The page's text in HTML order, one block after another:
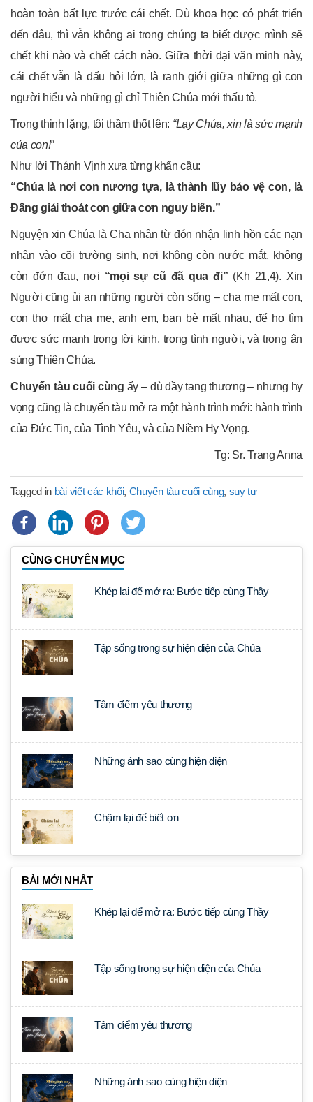
hoàn toàn bất lực trước cái chết. Dù khoa học có phát triển
đến đâu, thì vẫn không ai trong chúng ta biết được mình sẽ
chết khi nào và chết cách nào. Giữa thời đại văn minh này,
cái chết vẫn là dấu hỏi lớn, là ranh giới giữa những gì con
người hiểu và những gì chỉ Thiên Chúa mới thấu tỏ.
Trong thinh lặng, tôi thầm thốt lên: “Lạy Chúa, xin là sức mạnh
của con!”
Như lời Thánh Vịnh xưa từng khẩn cầu:
“Chúa là nơi con nương tựa, là thành lũy bảo vệ con, là
Đấng giải thoát con giữa cơn nguy biến.”
Nguyện xin Chúa là Cha nhân từ đón nhận linh hồn các nạn
nhân vào cõi trường sinh, nơi không còn nước mắt, không
còn đớn đau, nơi “mọi sự cũ đã qua đi” (Kh 21,4). Xin
Người cũng ủi an những người còn sống – cha mẹ mất con,
con thơ mất cha mẹ, anh em, bạn bè mất nhau, để họ tìm
được sức mạnh trong lời kinh, trong tình người, và trong ân
sủng Thiên Chúa.
Chuyến tàu cuối cùng ấy – dù đầy tang thương – nhưng hy
vọng cũng là chuyến tàu mở ra một hành trình mới: hành trình
của Đức Tin, của Tình Yêu, và của Niềm Hy Vọng.
Tg: Sr. Trang Anna
Tagged in bài viết các khối, Chuyến tàu cuối cùng, suy tư
CÙNG CHUYÊN MỤC
Khép lại để mở ra: Bước tiếp cùng Thầy
Tập sống trong sự hiện diện của Chúa
Tâm điểm yêu thương
Những ánh sao cùng hiện diện
Chậm lại để biết ơn
BÀI MỚI NHẤT
Khép lại để mở ra: Bước tiếp cùng Thầy
Tập sống trong sự hiện diện của Chúa
Tâm điểm yêu thương
Những ánh sao cùng hiện diện